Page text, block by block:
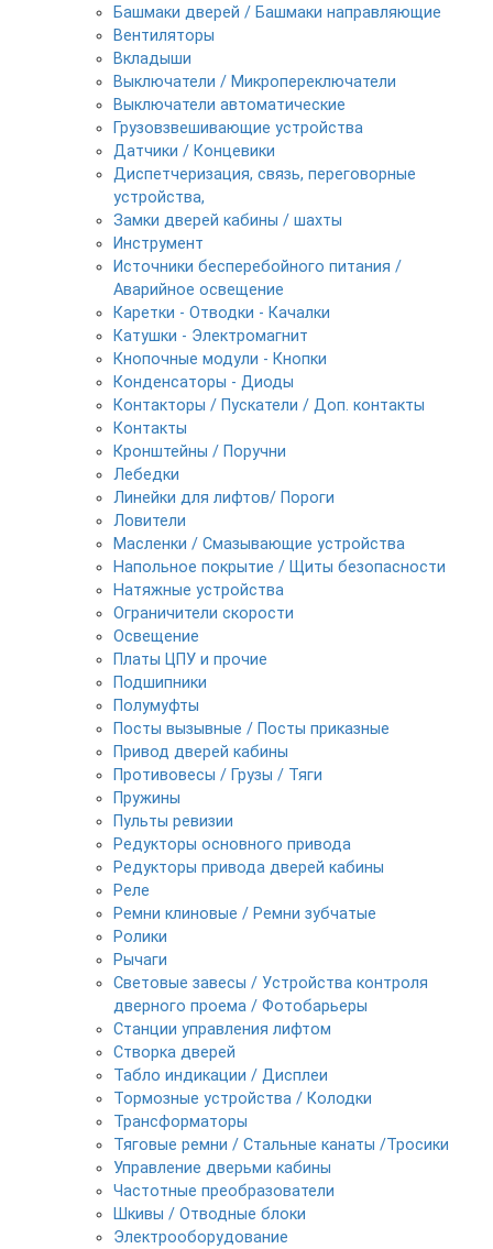
Башмаки дверей / Башмаки направляющие
Вентиляторы
Вкладыши
Выключатели / Микропереключатели
Выключатели автоматические
Грузовзвешивающие устройства
Датчики / Концевики
Диспетчеризация, связь, переговорные
устройства,
Замки дверей кабины / шахты
Инструмент
Источники бесперебойного питания /
Аварийное освещение
Каретки - Отводки - Качалки
Катушки - Электромагнит
Кнопочные модули - Кнопки
Конденсаторы - Диоды
Контакторы / Пускатели / Доп. контакты
Контакты
Кронштейны / Поручни
Лебедки
Линейки для лифтов/ Пороги
Ловители
Масленки / Смазывающие устройства
Напольное покрытие / Щиты безопасности
Натяжные устройства
Ограничители скорости
Освещение
Платы ЦПУ и прочие
Подшипники
Полумуфты
Посты вызывные / Посты приказные
Привод дверей кабины
Противовесы / Грузы / Тяги
Пружины
Пульты ревизии
Редукторы основного привода
Редукторы привода дверей кабины
Реле
Ремни клиновые / Ремни зубчатые
Ролики
Рычаги
Световые завесы / Устройства контроля
дверного проема / Фотобарьеры
Станции управления лифтом
Створка дверей
Табло индикации / Дисплеи
Тормозные устройства / Колодки
Трансформаторы
Тяговые ремни / Стальные канаты /Тросики
Управление дверьми кабины
Частотные преобразователи
Шкивы / Отводные блоки
Электрооборудование